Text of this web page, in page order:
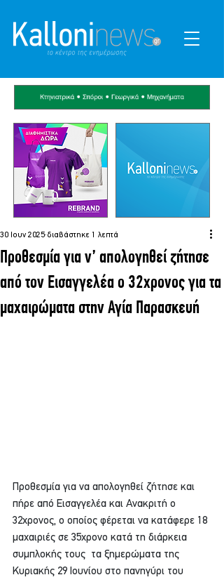
Προθεσμία για ν’ απολογηθεί ζήτησε
από τον Εισαγγελέα ο 32χρονος για τα
μαχαιρώματα στην Αγία Παρασκευή
30 Ιουν 2025 διαβάστηκε 1 λεπτά
Προθεσμία για να απολογηθεί ζήτησε και
πήρε από Εισαγγελέα και Ανακριτή ο
32χρονος, ο οποίος φέρεται να κατάφερε 18
μαχαιριές σε 35χρονο κατά τη διάρκεια
συμπλοκής τους  τα ξημερώματα της
Κυριακής 29 Ιουνίου στο πανηγύρι του